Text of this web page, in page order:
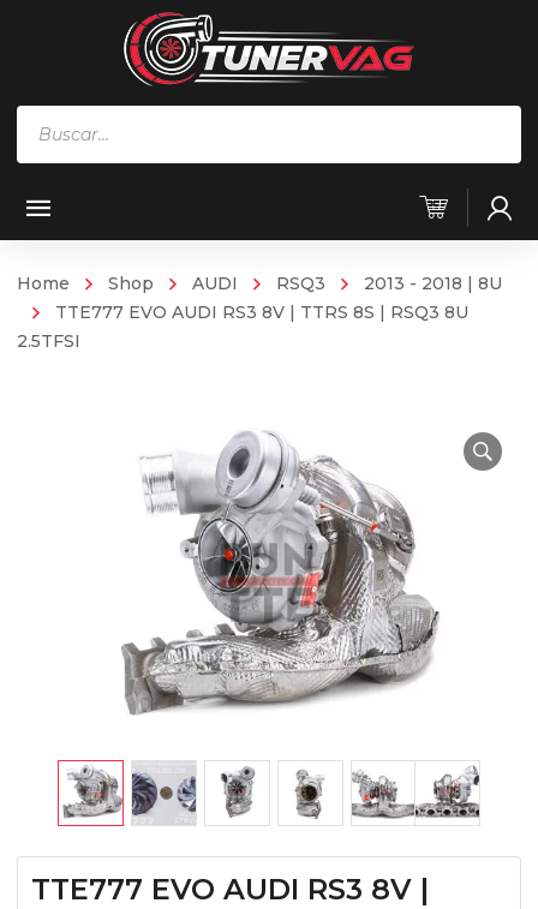
Home Shop AUDI RSQ3
2013 - 2018 | 8U
TTE777 EVO AUDI RS3 8V | TTRS 8S | RSQ3 8U
2.5TFSI
TTE777 EVO AUDI RS3 8V |